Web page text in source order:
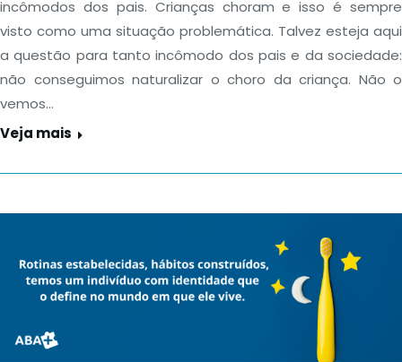
incômodos dos pais. Crianças choram e isso é sempre
visto como uma situação problemática. Talvez esteja aqui
a questão para tanto incômodo dos pais e da sociedade:
não conseguimos naturalizar o choro da criança. Não o
vemos…
Veja mais